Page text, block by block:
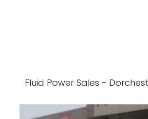
Fluid Power Sales -